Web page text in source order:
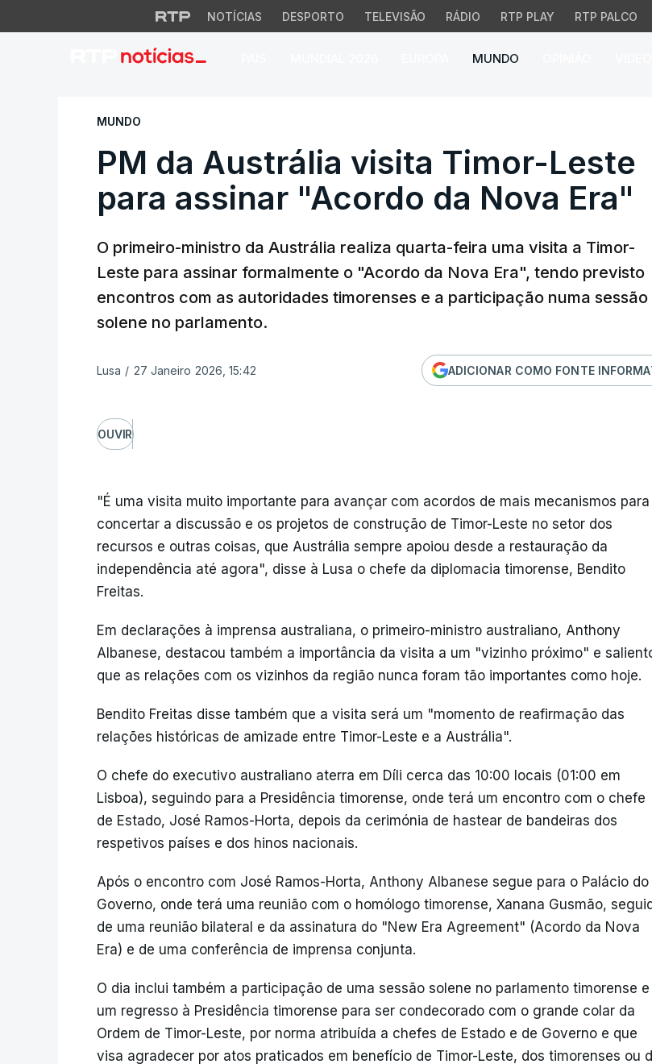
NOTÍCIAS DESPORTO TELEVISÃO RÁDIO RTP PLAY RTP PALCO
MUNDO
PM da Austrália visita Timor-Leste
MUNDO
PM da Austrália visita Timor-Leste
para assinar "Acordo da Nova Era"
O primeiro-ministro da Austrália realiza quarta-feira uma visita a Timor-
Leste para assinar formalmente o "Acordo da Nova Era", tendo previsto
encontros com as autoridades timorenses e a participação numa sessão
solene no parlamento.
Lusa / 27 Janeiro 2026, 15:42 ADICIONAR COMO FONTE
OUVIR
"É uma visita muito importante para avançar com acordos de mais mecanismos para
concertar a discussão e os projetos de construção de Timor-Leste no setor dos
recursos e outras coisas, que Austrália sempre apoiou desde a restauração da
independência até agora", disse à Lusa o chefe da diplomacia timorense, Bendito
Freitas.
Em declarações à imprensa australiana, o primeiro-ministro australiano, Anthony
Albanese, destacou também a importância da visita a um "vizinho próximo" e
que as relações com os vizinhos da região nunca foram tão importantes como hoje.
Bendito Freitas disse também que a visita será um "momento de reafirmação das
relações históricas de amizade entre Timor-Leste e a Austrália".
O chefe do executivo australiano aterra em Díli cerca das 10:00 locais (01:00 em
Lisboa), seguindo para a Presidência timorense, onde terá um encontro com o chefe
de Estado, José Ramos-Horta, depois da cerimónia de hastear de bandeiras dos
respetivos países e dos hinos nacionais.
Após o encontro com José Ramos-Horta, Anthony Albanese segue para o Palácio do
Governo, onde terá uma reunião com o homólogo timorense, Xanana Gusmão,
de uma reunião bilateral e da assinatura do "New Era Agreement" (Acordo da Nova
Era) e de uma conferência de imprensa conjunta.
O dia inclui também a participação de uma sessão solene no parlamento timorense e
um regresso à Presidência timorense para ser condecorado com o grande colar da
Ordem de Timor-Leste, por norma atribuída a chefes de Estado e de Governo e que
visa agradecer por atos praticados em benefício de Timor-Leste, dos timorenses ou